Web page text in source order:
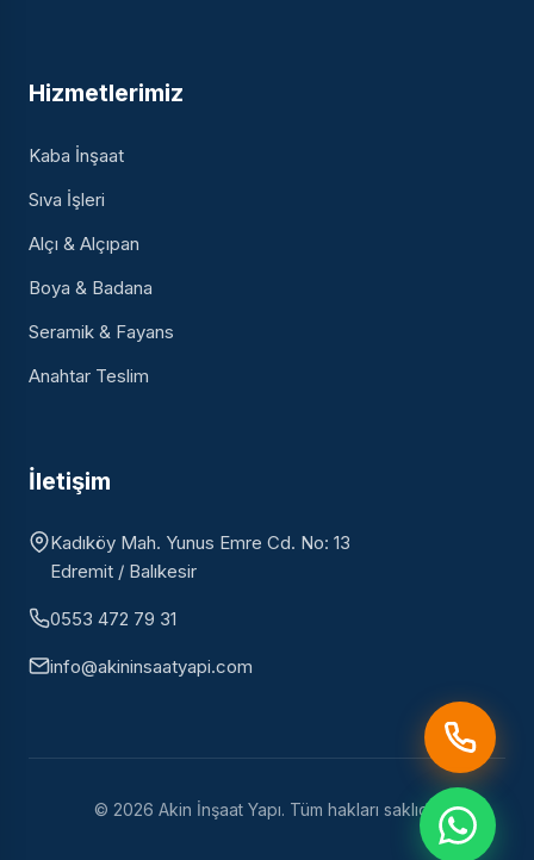
Hizmetlerimiz
Kaba İnşaat
Sıva İşleri
Alçı & Alçıpan
Boya & Badana
Seramik & Fayans
Anahtar Teslim
İletişim
Kadıköy Mah. Yunus Emre Cd. No: 13
Edremit / Balıkesir
0553 472 79 31
info@akininsaatyapi.com
© 2026 Akin İnşaat Yapı. Tüm hakları saklıdır.